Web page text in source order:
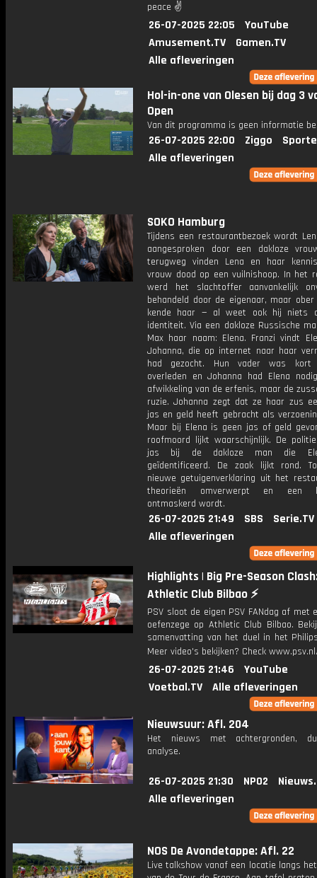
peace ✌
26-07-2025 22:05
YouTube
Amusement.TV
Gamen.TV
Alle afleveringen
Hol-in-one van Olesen bij dag 3
Open
Van dit programma is geen informatie
26-07-2025 22:00 Ziggo
Alle afleveringen
SOKO Hamburg
Tijdens een restaurantbezoek wordt
aangesproken door een dakloze
terugweg vinden Lena en haar
vrouw dood op een vuilnishoop. In het
werd het slachtoffer aanvankelijk
behandeld door de eigenaar, maar ober
kende haar — al weet ook hij niets
identiteit. Via een dakloze Russische
Max haar naam: Elena. Franzi vindt
Johanna, die op internet naar haar
had gezocht. Hun vader was kort
overleden en Johanna had Elena
afwikkeling van de erfenis, maar de
ruzie. Johanna zegt dat ze haar zus
jas en geld heeft gebracht als
Maar bij Elena is geen jas of geld
roofmoord lijkt waarschijnlijk. De
jas bij de dakloze man die
geïdentificeerd. De zaak lijkt rond.
nieuwe getuigenverklaring uit het
theorieën omverwerpt en een
ontmaskerd wordt.
26-07-2025 21:49 SBS
Serie.TV
Alle afleveringen
Highlights | Big Pre-Season
Athletic Club Bilbao ⚡️
PSV sloot de eigen PSV FANdag af met
oefenzege op Athletic Club Bilbao.
samenvatting van het duel in het
Meer video's bekijken? Check
26-07-2025 21:46
YouTube
Voetbal.TV
Alle afleveringen
Nieuwsuur: Afl. 204
Het nieuws met achtergronden,
analyse.
26-07-2025 21:30 NPO2
Alle afleveringen
NOS De Avondetappe: Afl. 22
Live talkshow vanaf een locatie langs